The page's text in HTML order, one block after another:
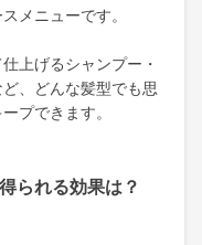
メニューです。
上げるシャンプー・
、どんな髪型でも思
プできます。
られる効果は？